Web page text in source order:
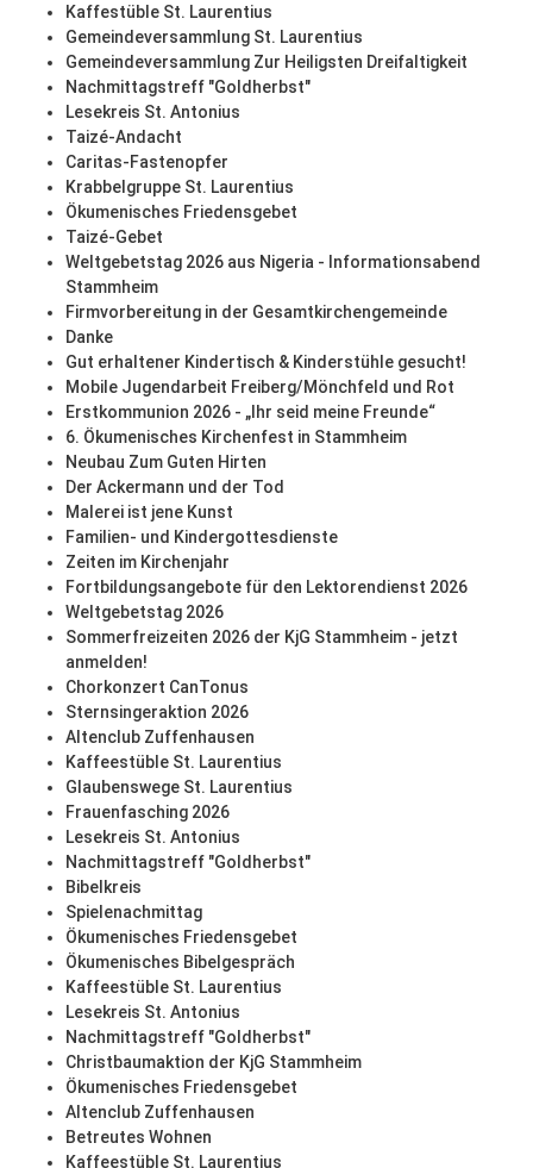
Kaffestüble St. Laurentius
Gemeindeversammlung St. Laurentius
Gemeindeversammlung Zur Heiligsten Dreifaltigkeit
Nachmittagstreff "Goldherbst"
Lesekreis St. Antonius
Taizé-Andacht
Caritas-Fastenopfer
Krabbelgruppe St. Laurentius
Ökumenisches Friedensgebet
Taizé-Gebet
Weltgebetstag 2026 aus Nigeria - Informationsabend
Stammheim
Firmvorbereitung in der Gesamtkirchengemeinde
Danke
Gut erhaltener Kindertisch & Kinderstühle gesucht!
Mobile Jugendarbeit Freiberg/Mönchfeld und Rot
Erstkommunion 2026 - „Ihr seid meine Freunde“
6. Ökumenisches Kirchenfest in Stammheim
Neubau Zum Guten Hirten
Der Ackermann und der Tod
Malerei ist jene Kunst
Familien- und Kindergottesdienste
Zeiten im Kirchenjahr
Fortbildungsangebote für den Lektorendienst 2026
Weltgebetstag 2026
Sommerfreizeiten 2026 der KjG Stammheim - jetzt
anmelden!
Chorkonzert CanTonus
Sternsingeraktion 2026
Altenclub Zuffenhausen
Kaffeestüble St. Laurentius
Glaubenswege St. Laurentius
Frauenfasching 2026
Lesekreis St. Antonius
Nachmittagstreff "Goldherbst"
Bibelkreis
Spielenachmittag
Ökumenisches Friedensgebet
Ökumenisches Bibelgespräch
Kaffeestüble St. Laurentius
Lesekreis St. Antonius
Nachmittagstreff "Goldherbst"
Christbaumaktion der KjG Stammheim
Ökumenisches Friedensgebet
Altenclub Zuffenhausen
Betreutes Wohnen
Kaffeestüble St. Laurentius